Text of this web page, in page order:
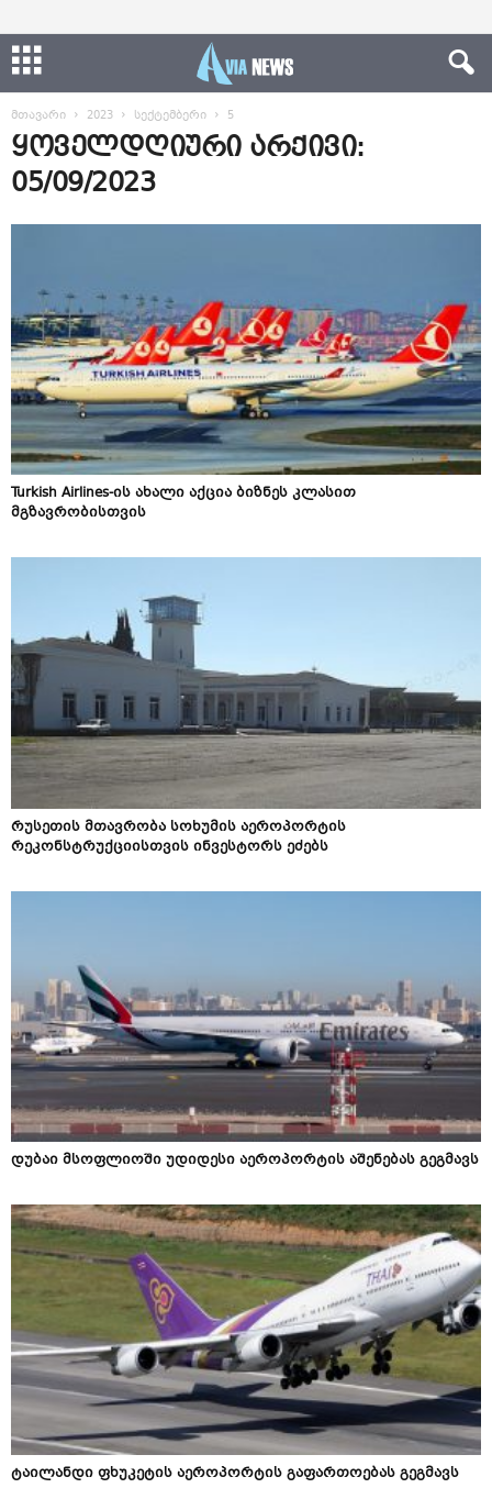
მთავარი 2023 სექტემბერი 5
ყოველდღიური არქივი:
05/09/2023
Turkish Airlines-ის ახალი აქცია ბიზნეს კლასით
მგზავრობისთვის
რუსეთის მთავრობა სოხუმის აეროპორტის
რეკონსტრუქციისთვის ინვესტორს ეძებს
დუბაი მსოფლიოში უდიდესი აეროპორტის აშენებას გეგმავს
ტაილანდი ფხუკეტის აეროპორტის გაფართოებას გეგმავს